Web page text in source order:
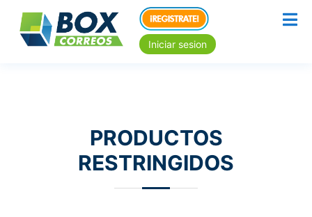
Iniciar sesion
PRODUCTOS
RESTRINGIDOS